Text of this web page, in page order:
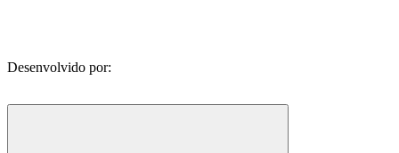
Desenvolvido por: